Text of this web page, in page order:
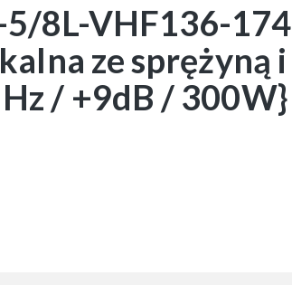
5/8L-VHF136-
ze sprężyną
/ +9dB / 300W}